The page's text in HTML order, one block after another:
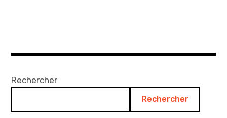
Rechercher
Rechercher